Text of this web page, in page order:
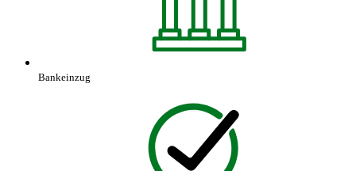
Bankeinzug